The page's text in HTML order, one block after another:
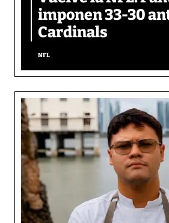
imponen 33-30
Cardinals
NFL